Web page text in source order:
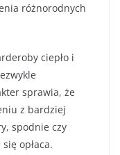
różnorodnych
ciepło i
sprawia, że
z bardziej
spodnie czy
opłaca.